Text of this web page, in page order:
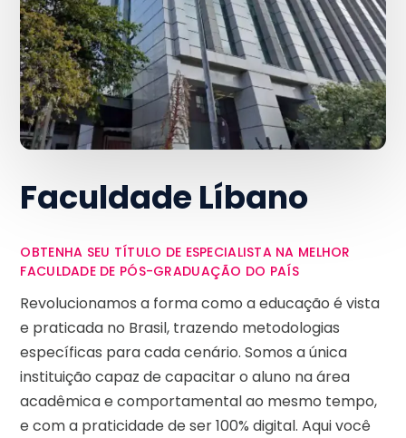
Faculdade Líbano
OBTENHA SEU TÍTULO DE ESPECIALISTA NA MELHOR
FACULDADE DE PÓS-GRADUAÇÃO DO PAÍS
Revolucionamos a forma como a educação é vista
e praticada no Brasil, trazendo metodologias
específicas para cada cenário. Somos a única
instituição capaz de capacitar o aluno na área
acadêmica e comportamental ao mesmo tempo,
e com a praticidade de ser 100% digital. Aqui você